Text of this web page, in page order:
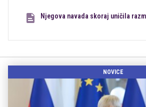
Njegova navada skoraj uničila
NOVICE